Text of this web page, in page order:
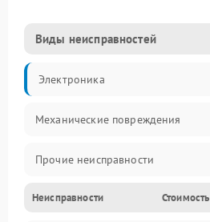
Виды неисправностей
Электроника
Механические повреждения
Прочие неисправности
Включение и работа
Неисправности Стоимость